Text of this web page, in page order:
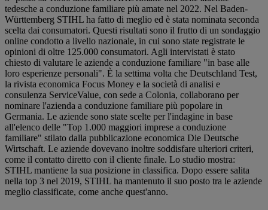
tedesche a conduzione familiare più amate nel 2022. Nel Baden-
Württemberg STIHL ha fatto di meglio ed è stata nominata seconda
scelta dai consumatori. Questi risultati sono il frutto di un sondaggio
online condotto a livello nazionale, in cui sono state registrate le
opinioni di oltre 125.000 consumatori. Agli intervistati è stato
chiesto di valutare le aziende a conduzione familiare "in base alle
loro esperienze personali". È la settima volta che Deutschland Test,
la rivista economica Focus Money e la società di analisi e
consulenza ServiceValue, con sede a Colonia, collaborano per
nominare l'azienda a conduzione familiare più popolare in
Germania. Le aziende sono state scelte per l'indagine in base
all'elenco delle "Top 1.000 maggiori imprese a conduzione
familiare" stilato dalla pubblicazione economica Die Deutsche
Wirtschaft. Le aziende dovevano inoltre soddisfare ulteriori criteri,
come il contatto diretto con il cliente finale. Lo studio mostra:
STIHL mantiene la sua posizione in classifica. Dopo essere salita
nella top 3 nel 2019, STIHL ha mantenuto il suo posto tra le aziende
meglio classificate, come anche quest'anno.